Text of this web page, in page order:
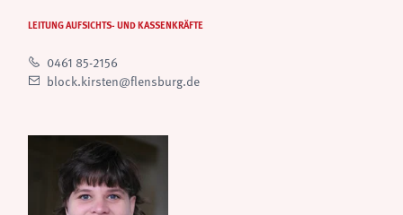
LEITUNG AUFSICHTS- UND KASSENKRÄFTE
0461 85-2156
block.kirsten@flensburg.de